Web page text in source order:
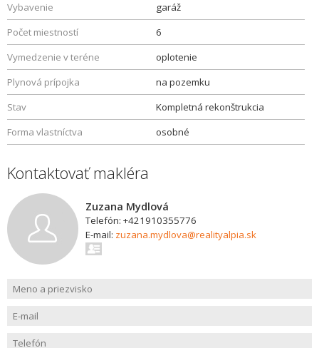
Vybavenie
garáž
Počet miestností
6
Vymedzenie v teréne
oplotenie
Plynová prípojka
na pozemku
Stav
Kompletná rekonštrukcia
Forma vlastníctva
osobné
Kontaktovať makléra
Zuzana Mydlová
Telefón: +421910355776
E-mail: zuzana.mydlova@realityalpia.sk